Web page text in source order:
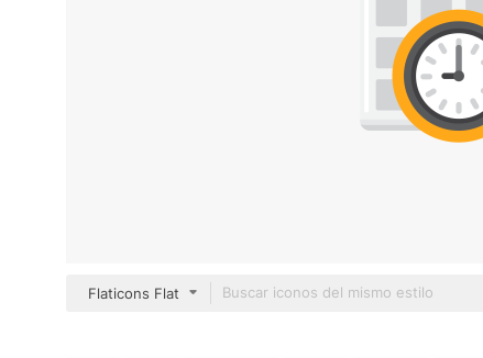
Flaticons Flat